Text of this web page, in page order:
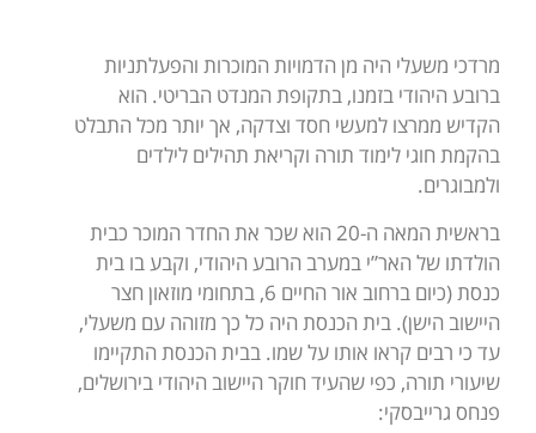
מרדכי משעלי היה מן הדמויות המוכרות והפעלתניות
ברובע היהודי בזמנו, בתקופת המנדט הבריטי. הוא
הקדיש ממרצו למעשי חסד וצדקה, אך יותר מכל התבלט
בהקמת חוגי לימוד תורה וקריאת תהילים לילדים
ולמבוגרים.
בראשית המאה ה-20 הוא שכר את החדר המוכר כבית
הולדתו של האר”י במערב הרובע היהודי, וקבע בו בית
כנסת (כיום ברחוב אור החיים 6, בתחומי מוזאון חצר
היישוב הישן). בית הכנסת היה כל כך מזוהה עם משעלי,
עד כי רבים קראו אותו על שמו. בבית הכנסת התקיימו
שיעורי תורה, כפי שהעיד חוקר היישוב היהודי בירושלים,
פנחס גרייבסקי: